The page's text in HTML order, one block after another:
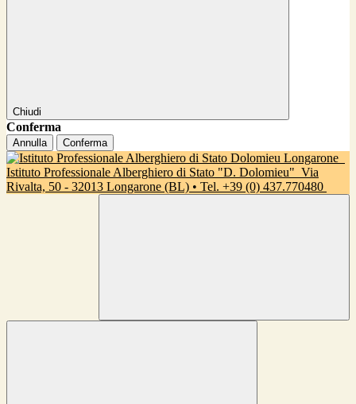
Chiudi
Conferma
Annulla Conferma
Istituto Professionale Alberghiero di Stato "D. Dolomieu" Via
Rivalta, 50 - 32013 Longarone (BL) • Tel. +39 (0) 437.770480